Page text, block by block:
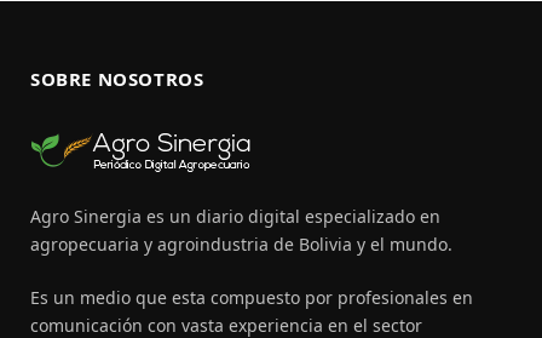
SOBRE NOSOTROS
Agro Sinergia es un diario digital especializado en
agropecuaria y agroindustria de Bolivia y el mundo.
Es un medio que esta compuesto por profesionales en
comunicación con vasta experiencia en el sector